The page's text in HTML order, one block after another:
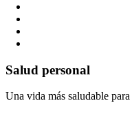
Salud personal
Una vida más saludable